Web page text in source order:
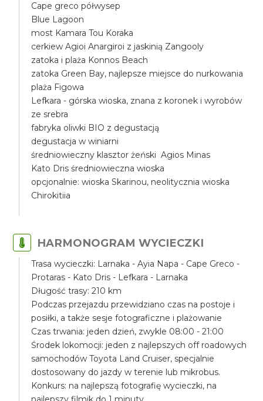
Cape greco półwysep
Blue Lagoon
most Kamara Tou Koraka
cerkiew Agioi Anargiroi z jaskinią Zangooly
zatoka i plaża Konnos Beach
zatoka Green Bay, najlepsze miejsce do nurkowania
plaża Figowa
Lefkara - górska wioska, znana z koronek i wyrobów
ze srebra
fabryka oliwki BIO z degustacją
degustacja w winiarni
średniowieczny klasztor żeński Agios Minas
Kato Dris średniowieczna wioska
opcjonalnie: wioska Skarinou, neolitycznia wioska
Chirokitiia
HARMONOGRAM WYCIECZKI
Trasa wycieczki: Larnaka - Ayia Napa - Cape Greco -
Protaras - Kato Dris - Lefkara - Larnaka
Długość trasy: 210 km
Podczas przejazdu przewidziano czas na postoje i
posiłki, a także sesje fotograficzne i plażowanie
Czas trwania: jeden dzień, zwykle 08:00 - 21:00
Środek lokomocji: jeden z najlepszych off roadowych
samochodów Toyota Land Cruiser, specjalnie
dostosowany do jazdy w terenie lub mikrobus.
Konkurs: na najlepszą fotografię wycieczki, na